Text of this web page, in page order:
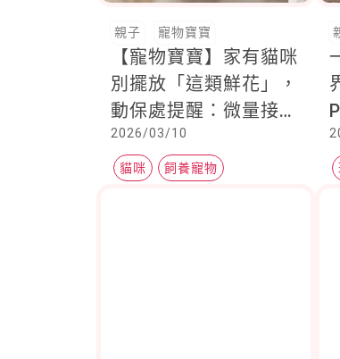
親子 寵物寶寶
【寵物寶寶】家有貓咪
別擺放「這類鮮花」，
動保處提醒：微量接
觸，也可能引發急性腎
衰竭
2026/03/10
貓咪 飼養寵物